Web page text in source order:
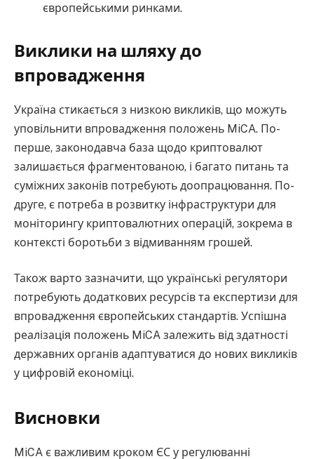
європейськими ринками.
Виклики на шляху до
впровадження
Україна стикається з низкою викликів, що можуть
уповільнити впровадження положень MiCA. По-
перше, законодавча база щодо криптовалют
залишається фрагментованою, і багато питань та
суміжних законів потребують доопрацювання. По-
друге, є потреба в розвитку інфраструктури для
моніторингу криптовалютних операцій, зокрема в
контексті боротьби з відмиванням грошей.
Також варто зазначити, що українські регулятори
потребують додаткових ресурсів та експертизи для
впровадження європейських стандартів. Успішна
реалізація положень MiCA залежить від здатності
державних органів адаптуватися до нових викликів
у цифровій економіці.
Висновки
MiCA є важливим кроком ЄС у регулюванні